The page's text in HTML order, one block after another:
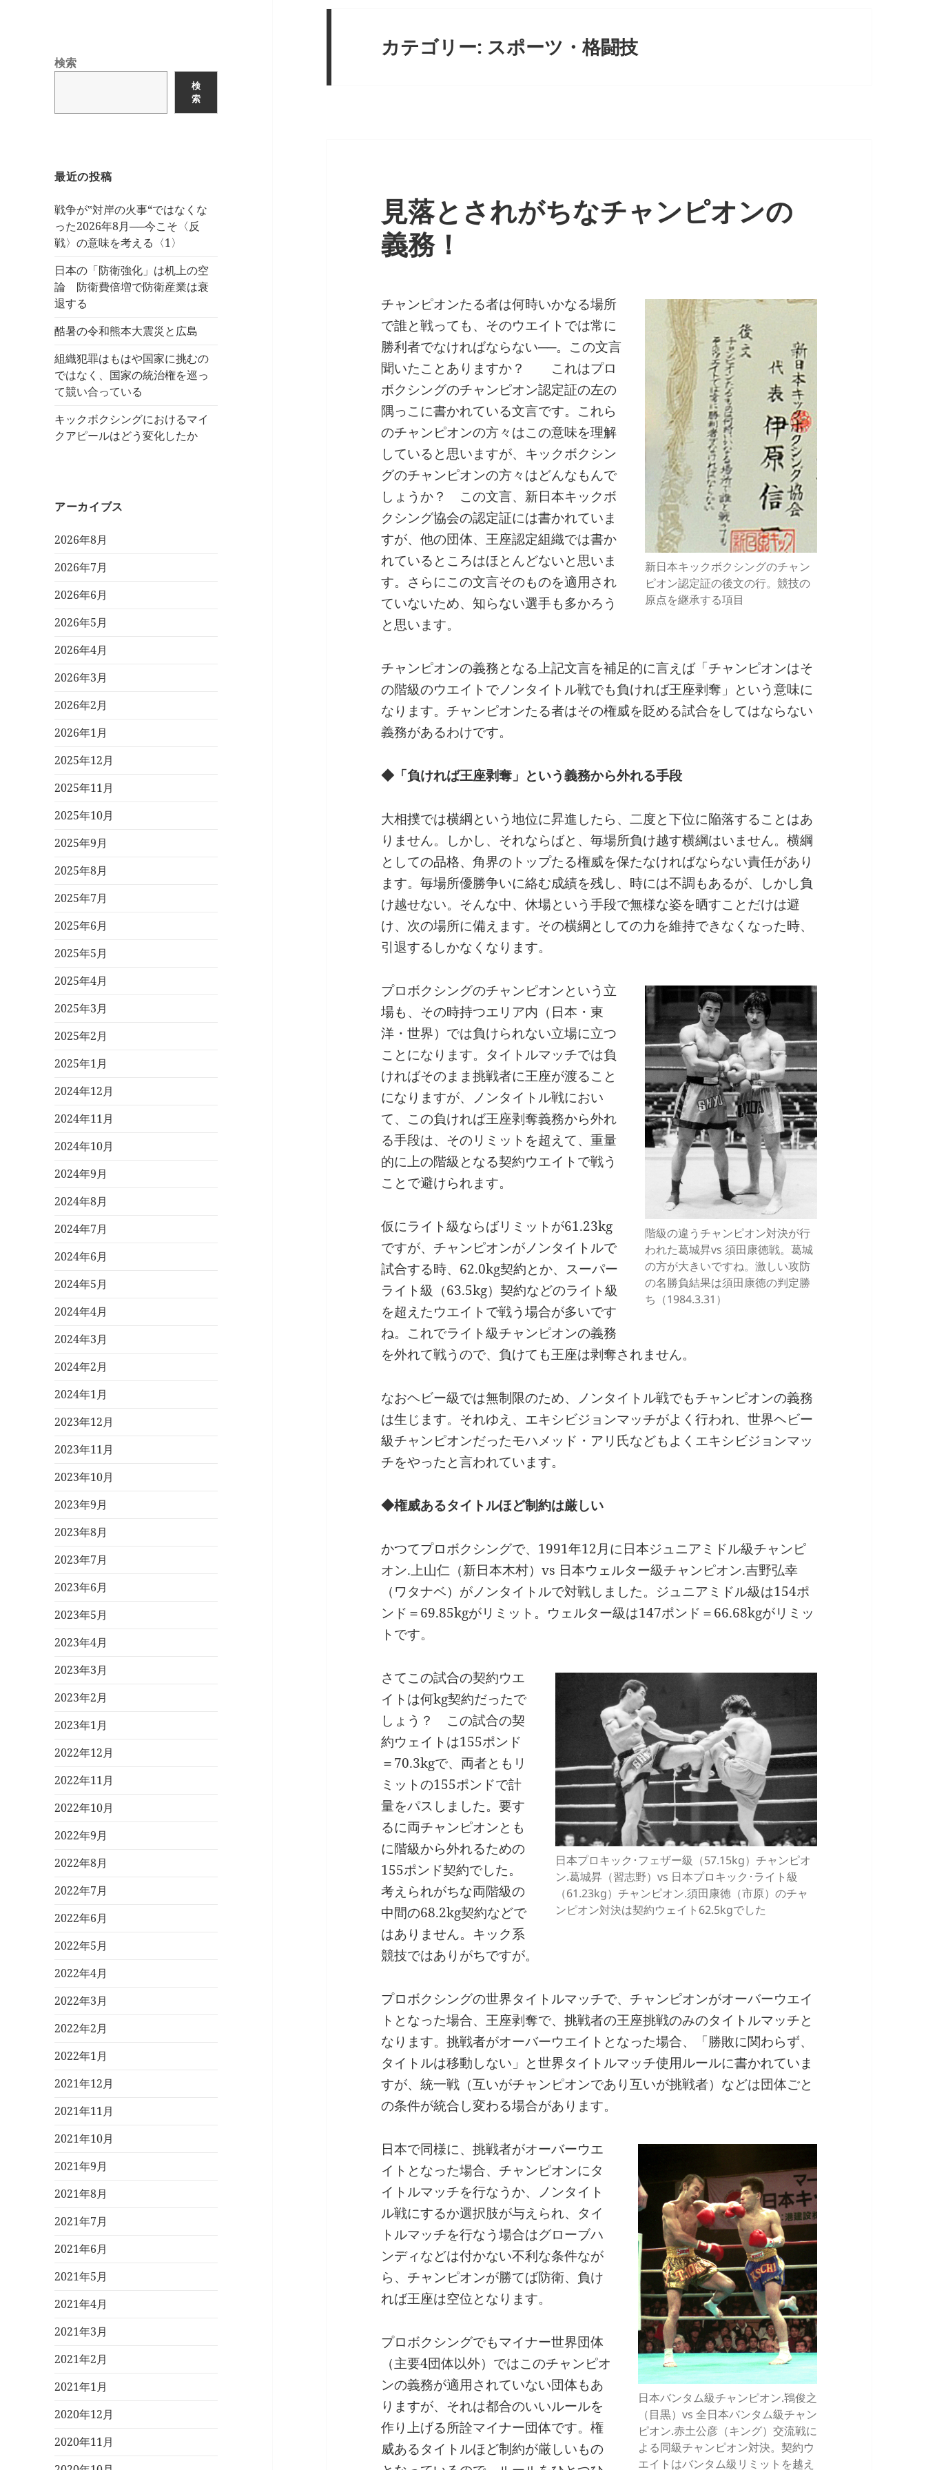
検索
検
索
最近の投稿
戦争が‟対岸の火事“ではなくな
った2026年8月──今こそ〈反
戦〉の意味を考える〈1〉
日本の「防衛強化」は机上の空
論 防衛費倍増で防衛産業は衰
退する
酷暑の令和熊本大震災と広島
組織犯罪はもはや国家に挑むの
ではなく、国家の統治権を巡っ
て競い合っている
キックボクシングにおけるマイ
クアピールはどう変化したか
アーカイブス
2026年8月
2026年7月
2026年6月
2026年5月
2026年4月
2026年3月
2026年2月
2026年1月
2025年12月
2025年11月
2025年10月
2025年9月
2025年8月
2025年7月
2025年6月
2025年5月
2025年4月
2025年3月
2025年2月
2025年1月
2024年12月
2024年11月
2024年10月
2024年9月
2024年8月
2024年7月
2024年6月
2024年5月
2024年4月
2024年3月
2024年2月
2024年1月
2023年12月
2023年11月
2023年10月
2023年9月
2023年8月
2023年7月
2023年6月
2023年5月
2023年4月
2023年3月
2023年2月
2023年1月
2022年12月
2022年11月
2022年10月
2022年9月
2022年8月
2022年7月
2022年6月
2022年5月
2022年4月
2022年3月
2022年2月
2022年1月
2021年12月
2021年11月
2021年10月
2021年9月
2021年8月
2021年7月
2021年6月
2021年5月
2021年4月
2021年3月
2021年2月
2021年1月
2020年12月
2020年11月
カテゴリー: スポーツ・格闘技
見落とされがちなチャンピオンの
義務！
新日本キックボクシングのチャン
ピオン認定証の後文の行。競技の
原点を継承する項目
チャンピオンたる者は何時いかなる場所
で誰と戦っても、そのウエイトでは常に
勝利者でなければならない──。この文言
聞いたことありますか？ これはプロ
ボクシングのチャンピオン認定証の左の
隅っこに書かれている文言です。これら
のチャンピオンの方々はこの意味を理解
していると思いますが、キックボクシン
グのチャンピオンの方々はどんなもんで
しょうか？ この文言、新日本キックボ
クシング協会の認定証には書かれていま
すが、他の団体、王座認定組織では書か
れているところはほとんどないと思いま
す。さらにこの文言そのものを適用され
ていないため、知らない選手も多かろう
と思います。
チャンピオンの義務となる上記文言を補足的に言えば「チャンピオンはそ
の階級のウエイトでノンタイトル戦でも負ければ王座剥奪」という意味に
なります。チャンピオンたる者はその権威を貶める試合をしてはならない
義務があるわけです。
◆「負ければ王座剥奪」という義務から外れる手段
大相撲では横綱という地位に昇進したら、二度と下位に陥落することはあ
りません。しかし、それならばと、毎場所負け越す横綱はいません。横綱
としての品格、角界のトップたる権威を保たなければならない責任があり
ます。毎場所優勝争いに絡む成績を残し、時には不調もあるが、しかし負
け越せない。そんな中、休場という手段で無様な姿を晒すことだけは避
け、次の場所に備えます。その横綱としての力を維持できなくなった時、
引退するしかなくなります。
階級の違うチャンピオン対決が行
われた葛城昇vs 須田康徳戦。葛城
の方が大きいですね。激しい攻防
の名勝負結果は須田康徳の判定勝
ち（1984.3.31）
プロボクシングのチャンピオンという立
場も、その時持つエリア内（日本・東
洋・世界）では負けられない立場に立つ
ことになります。タイトルマッチでは負
ければそのまま挑戦者に王座が渡ること
になりますが、ノンタイトル戦におい
て、この負ければ王座剥奪義務から外れ
る手段は、そのリミットを超えて、重量
的に上の階級となる契約ウエイトで戦う
ことで避けられます。
仮にライト級ならばリミットが61.23kg
ですが、チャンピオンがノンタイトルで
試合する時、62.0kg契約とか、スーパー
ライト級（63.5kg）契約などのライト級
を超えたウエイトで戦う場合が多いです
ね。これでライト級チャンピオンの義務
を外れて戦うので、負けても王座は剥奪されません。
なおヘビー級では無制限のため、ノンタイトル戦でもチャンピオンの義務
は生じます。それゆえ、エキシビジョンマッチがよく行われ、世界ヘビー
級チャンピオンだったモハメッド・アリ氏などもよくエキシビジョンマッ
チをやったと言われています。
◆権威あるタイトルほど制約は厳しい
かつてプロボクシングで、1991年12月に日本ジュニアミドル級チャンピ
オン.上山仁（新日本木村）vs 日本ウェルター級チャンピオン.吉野弘幸
（ワタナベ）がノンタイトルで対戦しました。ジュニアミドル級は154ポ
ンド＝69.85kgがリミット。ウェルター級は147ポンド＝66.68kgがリミッ
トです。
日本プロキック･フェザー級（57.15kg）チャンピオ
ン.葛城昇（習志野）vs 日本プロキック･ライト級
（61.23kg）チャンピオン.須田康徳（市原）のチャ
ンピオン対決は契約ウェイト62.5kgでした
さてこの試合の契約ウエ
イトは何kg契約だったで
しょう？ この試合の契
約ウェイトは155ポンド
＝70.3kgで、両者ともリ
ミットの155ポンドで計
量をパスしました。要す
るに両チャンピオンとも
に階級から外れるための
155ポンド契約でした。
考えられがちな両階級の
中間の68.2kg契約などで
はありません。キック系
競技ではありがちですが。
プロボクシングの世界タイトルマッチで、チャンピオンがオーバーウエイ
トとなった場合、王座剥奪で、挑戦者の王座挑戦のみのタイトルマッチと
なります。挑戦者がオーバーウエイトとなった場合、「勝敗に関わらず、
タイトルは移動しない」と世界タイトルマッチ使用ルールに書かれていま
すが、統一戦（互いがチャンピオンであり互いが挑戦者）などは団体ごと
の条件が統合し変わる場合があります。
日本バンタム級チャンピオン.鴇俊之
（目黒）vs 全日本バンタム級チャン
ピオン.赤土公彦（キング）交流戦に
よる同級チャンピオン対決。契約ウ
エイトはバンタム級リミットを越え
日本で同様に、挑戦者がオーバーウエ
イトとなった場合、チャンピオンにタ
イトルマッチを行なうか、ノンタイト
ル戦にするか選択肢が与えられ、タイ
トルマッチを行なう場合はグローブハ
ンディなどは付かない不利な条件なが
ら、チャンピオンが勝てば防衛、負け
れば王座は空位となります。
プロボクシングでもマイナー世界団体
（主要4団体以外）ではこのチャンピオ
ンの義務が適用されていない団体もあ
りますが、それは都合のいいルールを
作り上げる所詮マイナー団体です。権
威あるタイトルほど制約が厳しいもの